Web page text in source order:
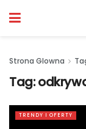
Strona Glowna
Tag:
TRENDY I OFERTY